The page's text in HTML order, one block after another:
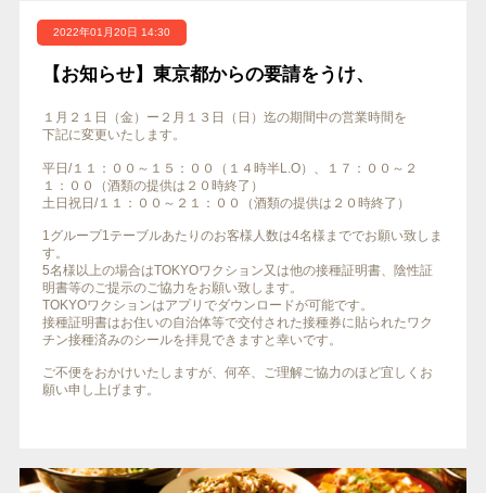
2022年01月20日 14:30
【お知らせ】東京都からの要請をうけ、
１月２１日（金）ー２月１３日（日）迄の期間中の営業時間を
下記に変更いたします。
平日/１１：００～１５：００（１４時半L.O）、１７：００～２
１：００（酒類の提供は２０時終了）
土日祝日/１１：００～２１：００（酒類の提供は２０時終了）
1グループ1テーブルあたりのお客様人数は4名様まででお願い致しま
す。
5名様以上の場合はTOKYOワクション又は他の接種証明書、陰性証
明書等のご提示のご協力をお願い致します。
TOKYOワクションはアプリでダウンロードが可能です。
接種証明書はお住いの自治体等で交付された接種券に貼られたワク
チン接種済みのシールを拝見できますと幸いです。
ご不便をおかけいたしますが、何卒、ご理解ご協力のほど宜しくお
願い申し上げます。